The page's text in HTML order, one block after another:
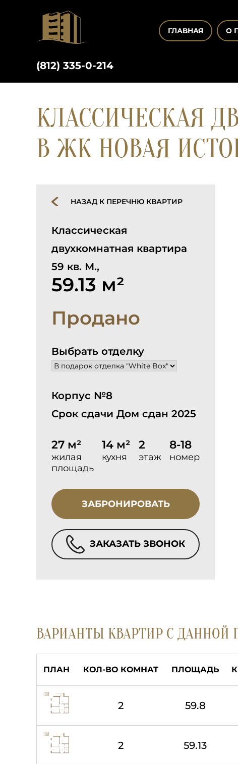
ГЛАВНАЯ О
(812) 335-0-214
КЛАССИЧЕСКАЯ
В ЖК НОВАЯ
НАЗАД К ПЕРЕЧНЮ КВАРТИР
Классическая
двухкомнатная квартира
59 кв. М.,
59.13 м²
Продано
Выбрать отделку
Корпус №8
Срок сдачи Дом сдан 2025
27 м²
жилая
площадь
14 м²
кухня
2
этаж
8-18
номер
ЗАБРОНИРОВАТЬ
ЗАКАЗАТЬ ЗВОНОК
ВАРИАНТЫ КВАРТИР С ДАННОЙ
ПЛАН КОЛ-ВО КОМНАТ ПЛОЩАДЬ
2 59.8
2 59.13